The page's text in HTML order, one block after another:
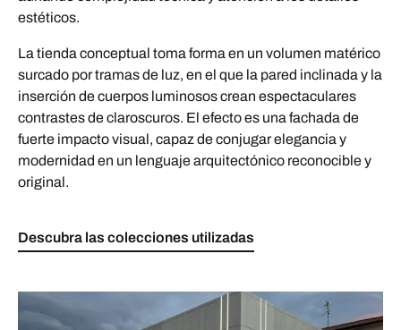
estéticos.
La tienda conceptual toma forma en un volumen matérico
surcado por tramas de luz, en el que la pared inclinada y la
inserción de cuerpos luminosos crean espectaculares
contrastes de claroscuros. El efecto es una fachada de
fuerte impacto visual, capaz de conjugar elegancia y
modernidad en un lenguaje arquitectónico reconocible y
original.
Descubra las colecciones utilizadas